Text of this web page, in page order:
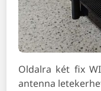
Oldalra két fix
antenna